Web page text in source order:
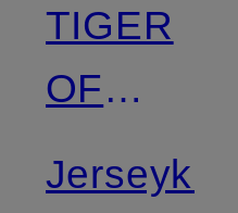
TIGER
OF
SWEDEN